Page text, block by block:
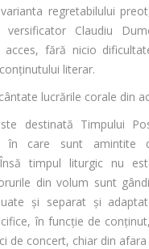
regretabilului
versificator Claudiu
acces, fără nicio
literar.
lucrările corale din
destinată Timpului
în care sunt amintite
timpul liturgic nu
din volum sunt
și separat și
în funcție de
de concert, chiar din